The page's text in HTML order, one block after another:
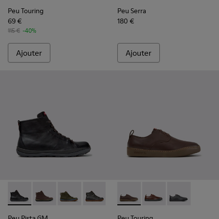
Peu Touring
69 €
115 € -40%
Ajouter
Peu Serra
180 €
Ajouter
Peu Pista GM - K300287-034 - Bottines en cuir noir pour
Peu Pista GM - K300287-035
Peu Pista GM - K300287-033
Peu Pista GM - K300287-032
Peu Pista GM - K300287-030
Peu Pista GM -
Peu Pista GM -
Peu Touring - K100977-009
Peu Touring -Peu Touring -